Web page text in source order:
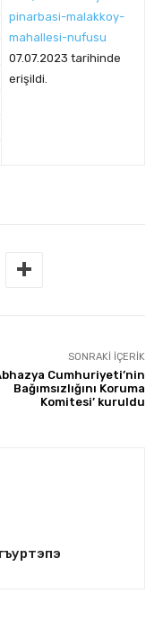
pinarbasi-malakkoy-
mahallesi-nufusu
07.07.2023 tarihinde
erişildi.
SONRAKI İÇERIK
Cumhuriyeti’nin
Bağımsızlığını Koruma
Komitesi’ kuruldu